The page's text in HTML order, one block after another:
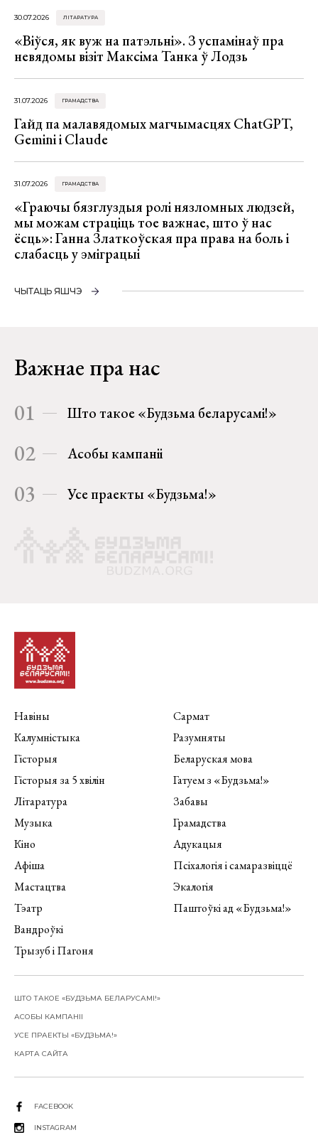
30.07.2026 ЛІТАРАТУРА
«Віўся, як вуж на патэльні». З успамінаў пра
невядомы візіт Максіма Танка ў Лодзь
31.07.2026 ГРАМАДСТВА
Гайд па малавядомых магчымасцях ChatGPT,
Gemini і Claude
31.07.2026 ГРАМАДСТВА
«Граючы бязглуздыя ролі нязломных людзей,
мы можам страціць тое важнае, што ў нас
ёсць»: Ганна Златкоўская пра права на боль і
слабасць у эміграцыі
ЧЫТАЦЬ ЯШЧЭ
Важнае пра нас
01 Што такое «Будзьма беларусамі!»
02 Асобы кампаніі
03 Усе праекты «Будзьма!»
Навіны
Калумністыка
Гісторыя
Гісторыя за 5 хвілін
Літаратура
Музыка
Кіно
Афіша
Мастацтва
Тэатр
Вандроўкі
Трызуб і Пагоня
Сармат
Разумняты
Беларуская мова
Гатуем з «Будзьма!»
Забавы
Грамадства
Адукацыя
Псіхалогія і самаразвіццё
Экалогія
Паштоўкі ад «Будзьма!»
ШТО ТАКОЕ «БУДЗЬМА БЕЛАРУСАМІ!»
АСОБЫ КАМПАНІІ
УСЕ ПРАЕКТЫ «БУДЗЬМА!»
КАРТА САЙТА
FACEBOOK
INSTAGRAM